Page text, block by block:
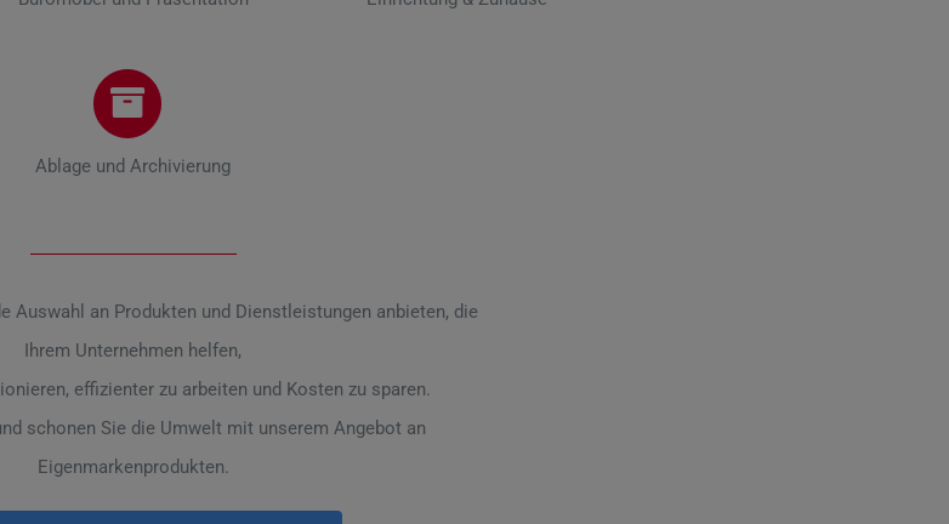
Ablage und Archivierung
Auswahl an Produkten und Dienstleistungen anbieten, die
Ihrem Unternehmen helfen,
effizienter zu arbeiten und Kosten zu sparen.
schonen Sie die Umwelt mit unserem Angebot an
Eigenmarkenprodukten.